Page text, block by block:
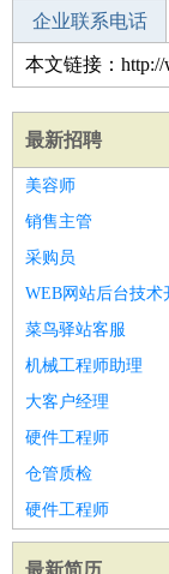
企业联系电话
本文链接：http://
最新招聘
美容师
销售主管
采购员
WEB网站后台技术
菜鸟驿站客服
机械工程师助理
大客户经理
硬件工程师
仓管质检
硬件工程师
最新简历